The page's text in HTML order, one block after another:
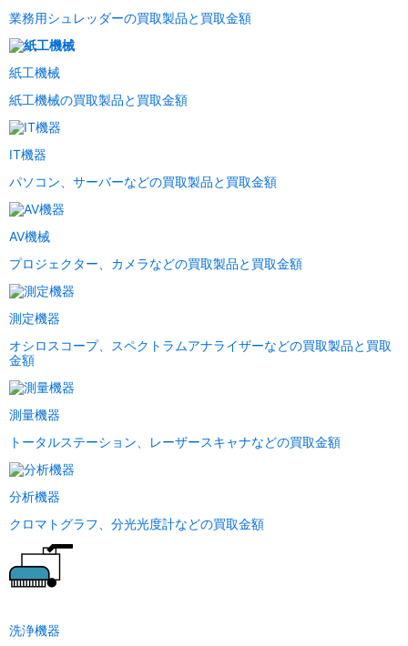
業務用シュレッダーの買取製品と買取金額
紙工機械
紙工機械の買取製品と買取金額
IT機器
パソコン、サーバーなどの買取製品と買取金額
AV機械
プロジェクター、カメラなどの買取製品と買取金額
測定機器
オシロスコープ、スペクトラムアナライザーなどの買取製品と買取
金額
測量機器
トータルステーション、レーザースキャナなどの買取金額
分析機器
クロマトグラフ、分光光度計などの買取金額
洗浄機器